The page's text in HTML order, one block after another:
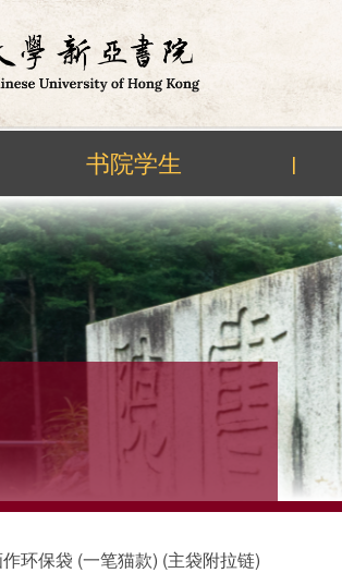
书院学生 |
环保袋 (一笔猫款) (主袋附拉链)